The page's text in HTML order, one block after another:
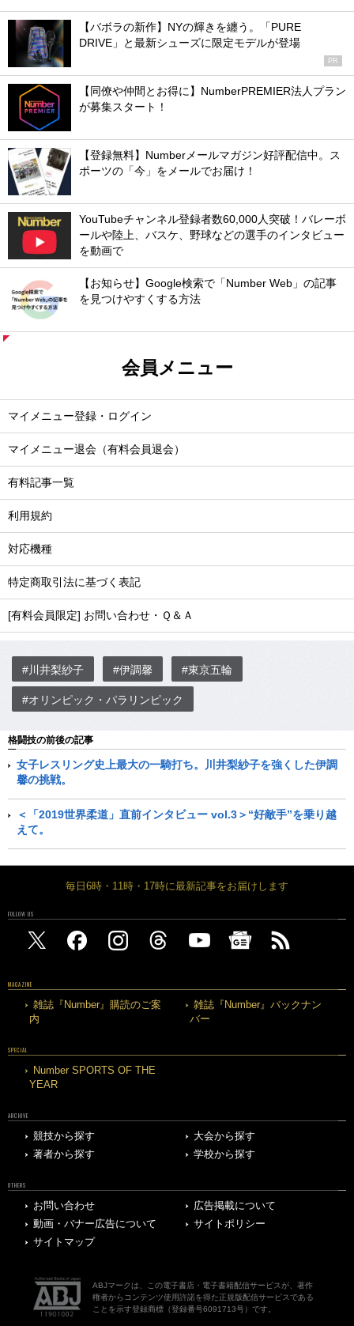
【バボラの新作】NYの輝きを纏う。「PURE
DRIVE」と最新シューズに限定モデルが登場
PR
【同僚や仲間とお得に】NumberPREMIER法人プラン
が募集スタート！
【登録無料】Numberメールマガジン好評配信中。ス
ポーツの「今」をメールでお届け！
YouTubeチャンネル登録者数60,000人突破！バレーボ
ールや陸上、バスケ、野球などの選手のインタビュー
を動画で
【お知らせ】Google検索で「Number Web」の記事
を見つけやすくする方法
会員メニュー
マイメニュー登録・ログイン
マイメニュー退会（有料会員退会）
有料記事一覧
利用規約
対応機種
特定商取引法に基づく表記
[有料会員限定] お問い合わせ・Ｑ＆Ａ
#川井梨紗子 #伊調馨 #東京五輪
#オリンピック・パラリンピック
格闘技の前後の記事
女子レスリング史上最大の一騎打ち。川井梨紗子を強くした伊調
馨の挑戦。
＜「2019世界柔道」直前インタビュー vol.3＞“好敵手”を乗り越
えて。
毎日6時・11時・17時に最新記事をお届けします
FOLLOW US
MAGAZINE
雑誌『Number』購読のご案
内
雑誌『Number』バックナン
バー
SPECIAL
Number SPORTS OF THE
YEAR
ARCHIVE
競技から探す
大会から探す
著者から探す
学校から探す
OTHERS
お問い合わせ
広告掲載について
動画・バナー広告について
サイトポリシー
サイトマップ
ABJマークは、この電子書店・電子書籍配信サービスが、著作
権者からコンテンツ使用許諾を得た正規版配信サービスである
ことを示す登録商標（登録番号6091713号）です。